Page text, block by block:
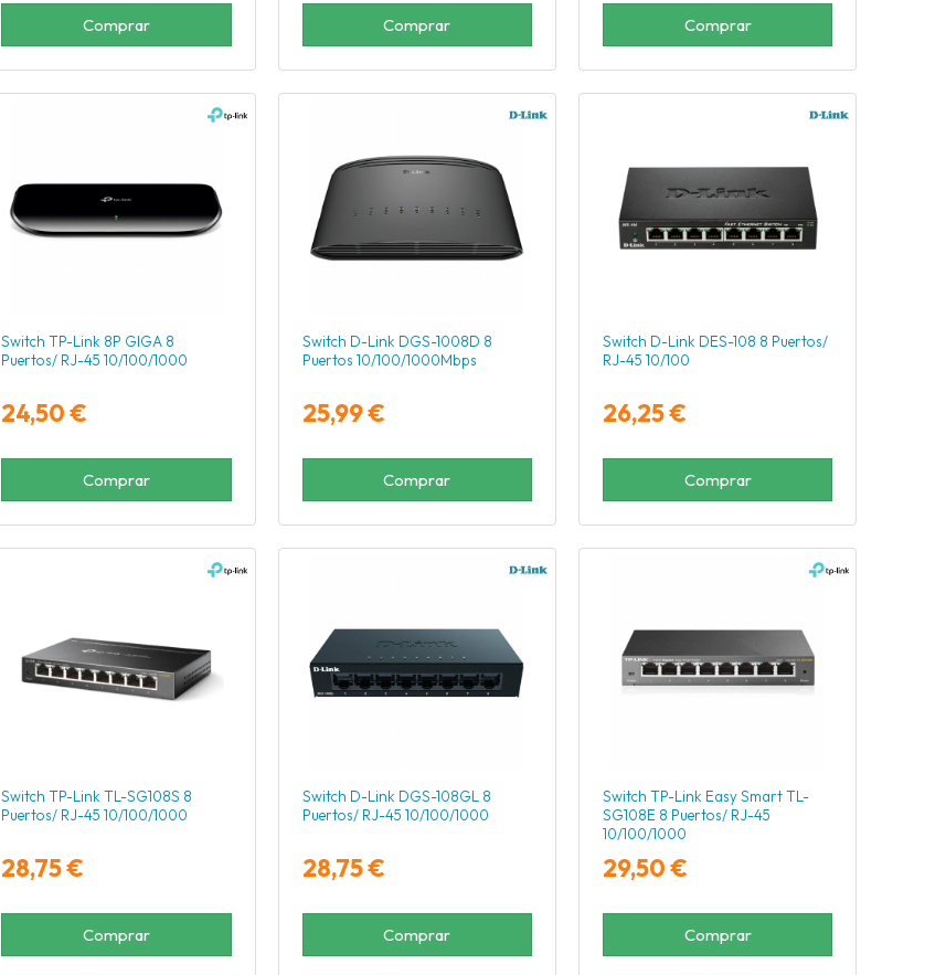
Comprar Comprar Comprar
Switch TP-Link 8P GIGA 8
Puertos/ RJ-45 10/100/1000
24,50 €
Comprar
Switch D-Link DGS-1008D 8
Puertos 10/100/1000Mbps
25,99 €
Comprar
Switch D-Link DES-108 8 Puertos/
RJ-45 10/100
26,25 €
Comprar
Switch TP-Link TL-SG108S 8
Puertos/ RJ-45 10/100/1000
28,75 €
Comprar
Switch D-Link DGS-108GL 8
Puertos/ RJ-45 10/100/1000
28,75 €
Comprar
Switch TP-Link Easy Smart TL-
SG108E 8 Puertos/ RJ-45
10/100/1000
29,50 €
Comprar